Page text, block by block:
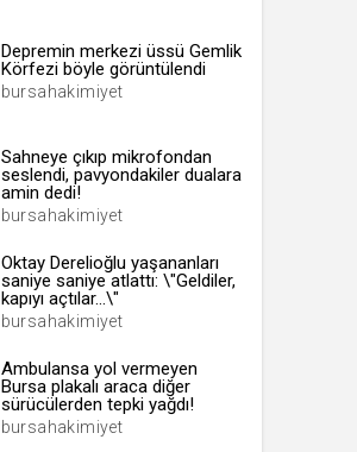
Depremin merkezi üssü Gemlik
Körfezi böyle görüntülendi
bursahakimiyet
Sahneye çıkıp mikrofondan
seslendi, pavyondakiler dualara
amin dedi!
bursahakimiyet
Oktay Derelioğlu yaşananları
saniye saniye atlattı: \"Geldiler,
kapıyı açtılar...\"
bursahakimiyet
Ambulansa yol vermeyen
Bursa plakalı araca diğer
sürücülerden tepki yağdı!
bursahakimiyet